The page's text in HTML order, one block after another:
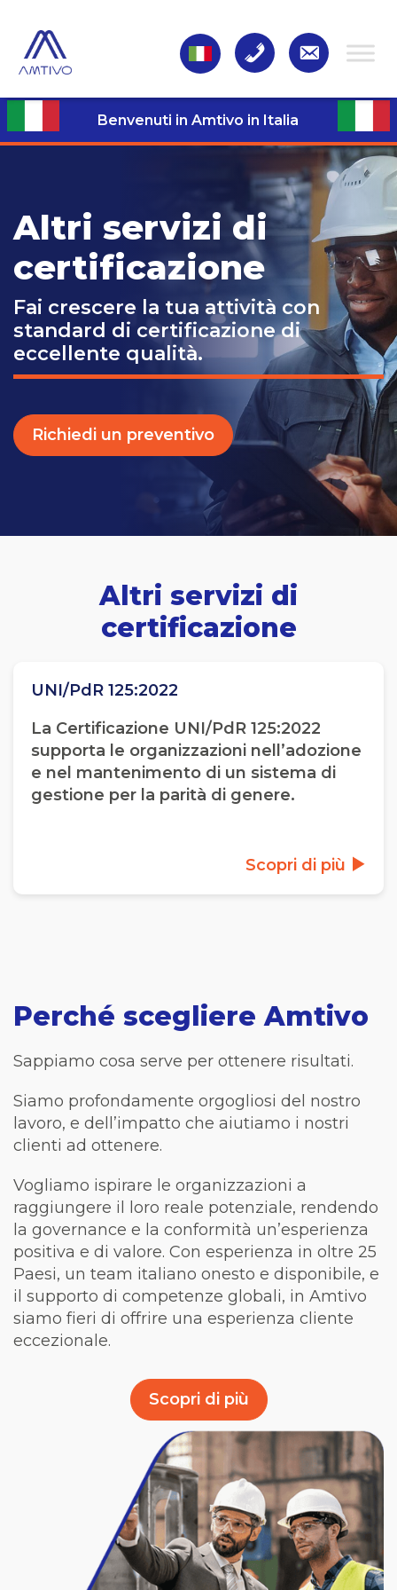
Benvenuti in Amtivo in Italia
Altri servizi di
certificazione
Fai crescere la tua attività con
standard di certificazione di
eccellente qualità.
Richiedi un preventivo
Altri servizi di
certificazione
UNI/PdR 125:2022
La Certificazione UNI/PdR 125:2022
supporta le organizzazioni nell’adozione
e nel mantenimento di un sistema di
gestione per la parità di genere.
Scopri di più
Perché scegliere Amtivo
Sappiamo cosa serve per ottenere risultati.
Siamo profondamente orgogliosi del nostro
lavoro, e dell’impatto che aiutiamo i nostri
clienti ad ottenere.
Vogliamo ispirare le organizzazioni a
raggiungere il loro reale potenziale, rendendo
la governance e la conformità un’esperienza
positiva e di valore. Con esperienza in oltre 25
Paesi, un team italiano onesto e disponibile, e
il supporto di competenze globali, in Amtivo
siamo fieri di offrire una esperienza cliente
eccezionale.
Scopri di più